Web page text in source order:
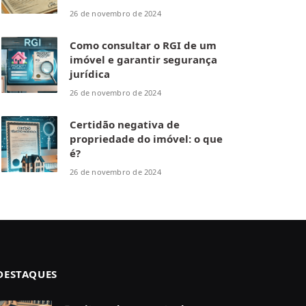
26 de novembro de 2024
Como consultar o RGI de um
imóvel e garantir segurança
jurídica
26 de novembro de 2024
Certidão negativa de
propriedade do imóvel: o que
é?
26 de novembro de 2024